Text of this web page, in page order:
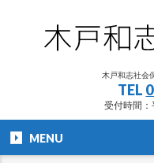
木戸和志社会
TEL
受付時間
MENU